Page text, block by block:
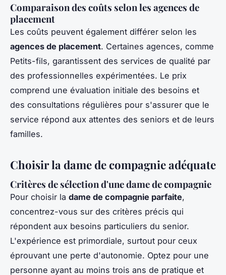
Comparaison des coûts selon les agences de
placement
Les coûts peuvent également différer selon les
agences de placement. Certaines agences, comme
Petits-fils, garantissent des services de qualité par
des professionnelles expérimentées. Le prix
comprend une évaluation initiale des besoins et
des consultations régulières pour s'assurer que le
service répond aux attentes des seniors et de leurs
familles.
Choisir la dame de compagnie adéquate
Critères de sélection d'une dame de compagnie
Pour choisir la dame de compagnie parfaite,
concentrez-vous sur des critères précis qui
répondent aux besoins particuliers du senior.
L'expérience est primordiale, surtout pour ceux
éprouvant une perte d'autonomie. Optez pour une
personne ayant au moins trois ans de pratique et